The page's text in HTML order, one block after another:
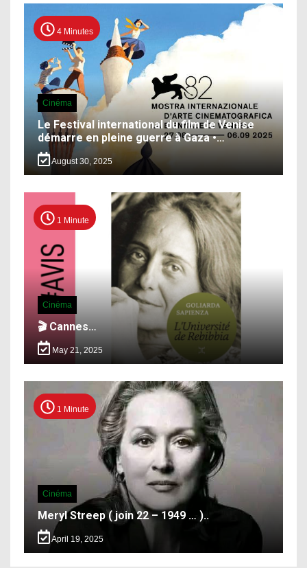
4 Minutes
Cinéma
Le Festival international du film de Venise
démarre en pleine guerre à Gaza •…
August 30, 2025
1 Minute
Cinéma
🎬 Cannes…
May 21, 2025
1 Minute
Cinéma
Meryl Streep ( join 22 – 1949 … )..
April 19, 2025